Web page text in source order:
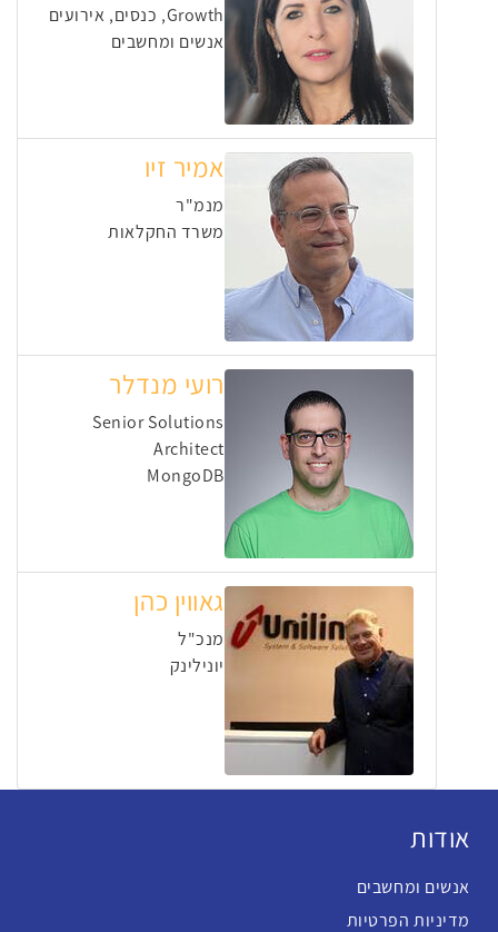
Growth, כנסים, אירועים
אנשים ומחשבים
אמיר זיו
מנמ"ר
משרד החקלאות
רועי מנדלר
Senior Solutions
Architect
MongoDB
גאווין כהן
מנכ"ל
יונילינק
אודות
אנשים ומחשבים
מדיניות הפרטיות